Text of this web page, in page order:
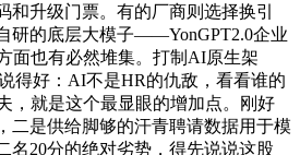
和升级门票。有的厂商则选择换引
研的底层大模子——YonGPT2.0企业
面也有必然堆集。打制AI原生架
得好：AI不是HR的仇敌，看看谁的
，就是这个最显眼的增加点。刚好
二是供给脚够的汗青聘请数据用于模
名20分的绝对劣势，得先说说这股